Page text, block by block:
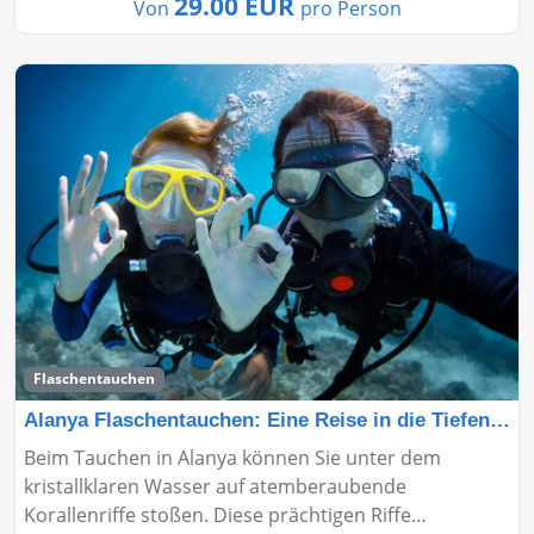
Von pro Person
Flaschentauchen
Alanya Flaschentauchen: Eine Reise in die Tiefen des M
Beim Tauchen in Alanya können Sie unter dem
kristallklaren Wasser auf atemberaubende
Korallenriffe stoßen. Diese prächtigen Riffe